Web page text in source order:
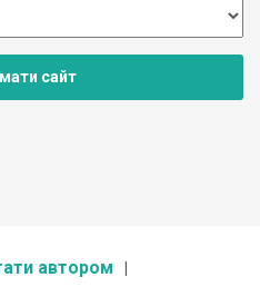
сайт
автором